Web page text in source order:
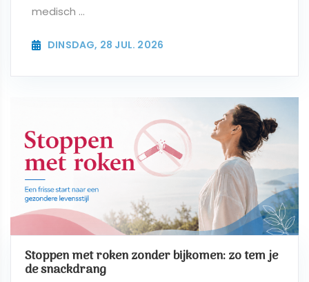
medisch ...
DINSDAG, 28 JUL. 2026
Stoppen met roken zonder bijkomen: zo tem je
de snackdrang